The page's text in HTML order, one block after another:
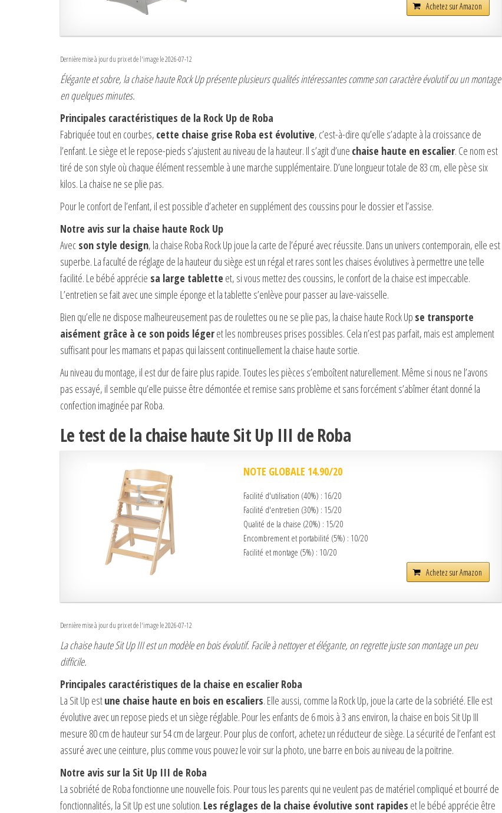
Achetez sur Amazon
Dernière mise à jour du prix et de l'image le 2026-07-12
Élégante et sobre, la chaise haute Rock Up présente plusieurs qualités intéressantes comme son caractère évolutif ou un montage
en quelques minutes.
Principales caractéristiques de la Rock Up de Roba
Fabriquée tout en courbes, cette chaise grise Roba est évolutive, c’est-à-dire qu’elle s’adapte à la croissance de
l’enfant. Le siège et le repose-pieds s’ajustent au niveau de la hauteur. Il s’agit d’une chaise haute en escalier. Ce nom est
tiré de son style où chaque élément ressemble à une marche supplémentaire. D’une longueur totale de 83 cm, elle pèse six
kilos. La chaise ne se plie pas.
Pour le confort de l’enfant, il est possible d’acheter en supplément des coussins pour le dossier et l’assise.
Notre avis sur la chaise haute Rock Up
Avec son style design, la chaise Roba Rock Up joue la carte de l’épuré avec réussite. Dans un univers contemporain, elle est
superbe. La faculté de réglage de la hauteur du siège est un régal et rares sont les chaises évolutives à permettre une telle
facilité. Le bébé apprécie sa large tablette et, si vous mettez des coussins, le confort de la chaise est impeccable.
L’entretien se fait avec une simple éponge et la tablette s’enlève pour passer au lave-vaisselle.
Bien qu’elle ne dispose malheureusement pas de roulettes ou ne se plie pas, la chaise haute Rock Up se transporte
aisément grâce à ce son poids légeret les nombreuses prises possibles. Cela n’est pas parfait, mais est amplement
suffisant pour les mamans et papas qui laissent continuellement la chaise haute sortie.
Au niveau du montage, il est dur de faire plus rapide. Toutes les pièces s’emboîtent naturellement. Même si nous ne l’avons
pas essayé, il semble qu’elle puisse être démontée et remise sans problème et sans forcément s’abîmer étant donné la
confection imaginée par Roba.
Le test de la chaise haute Sit Up III de Roba
NOTE GLOBALE 14.90/20
Facilité d'utilisation (40%) : 16/20
Facilité d'entretien (30%) : 15/20
Qualité de la chaise (20%) : 15/20
Encombrement et portabilité (5%) : 10/20
Facilité et montage (5%) : 10/20
Achetez sur Amazon
Dernière mise à jour du prix et de l'image le 2026-07-12
La chaise haute Sit Up III est un modèle en bois évolutif. Facile à nettoyer et élégante, on regrette juste son montage un peu
difficile.
Principales caractéristiques de la chaise en escalier Roba
La Sit Up estune chaise haute en bois en escaliers. Elle aussi, comme la Rock Up, joue la carte de la sobriété. Elle est
évolutive avec un repose pieds et un siège réglable. Pour les enfants de 6 mois à 3 ans environ, la chaise en bois Sit Up III
mesure 80 cm de hauteur sur 54 cm de largeur. Pour plus de confort, achetez un réducteur de siège. La sécurité de l’enfant est
assuré avec une ceinture, plus comme vous pouvez le voir sur la photo, une barre en bois au niveau de la poitrine.
Notre avis sur la Sit Up III de Roba
La sobriété de Roba fonctionne une nouvelle fois. Pour tous les parents qui ne veulent pas de matériel compliqué et bourré de
fonctionnalités, la Sit Up est une solution. Les réglages de la chaise évolutive sont rapides et le bébé apprécie être